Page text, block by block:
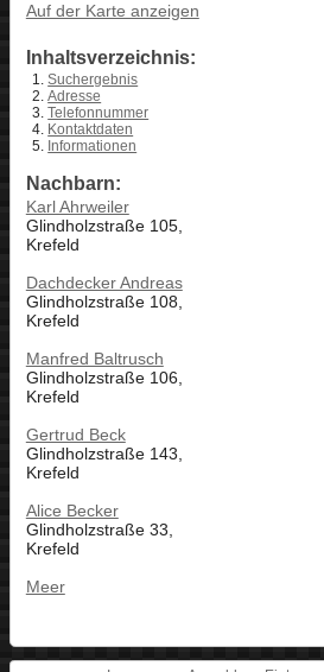
Auf der Karte anzeigen
Inhaltsverzeichnis:
Suchergebnis
Adresse
Telefonnummer
Kontaktdaten
Informationen
Nachbarn:
Karl Ahrweiler
Glindholzstraße 105,
Krefeld
Dachdecker Andreas
Glindholzstraße 108,
Krefeld
Manfred Baltrusch
Glindholzstraße 106,
Krefeld
Gertrud Beck
Glindholzstraße 143,
Krefeld
Alice Becker
Glindholzstraße 33,
Krefeld
Meer